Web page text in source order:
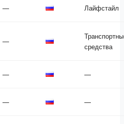
— Лайфстайл
—
средства
— —
— —